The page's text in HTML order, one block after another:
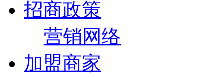
招商政策
营销网络
加盟商家